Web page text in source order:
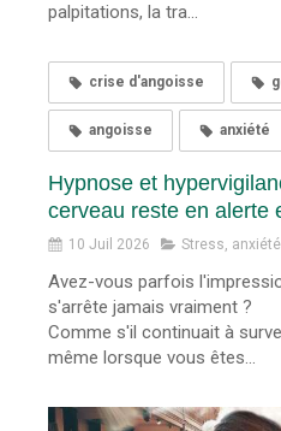
palpitations, la tra...
crise d'angoisse
angoisse anxiété
Hypnose et
cerveau reste en alerte
10 Juil 2026 Stress,
Avez-vous parfois
s'arrête jamais vraiment ?
Comme s'il continuait à
même lorsque vous êtes...